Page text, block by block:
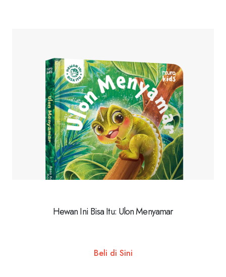
Hewan Ini Bisa Itu: Ulon Menyamar
Beli di Sini